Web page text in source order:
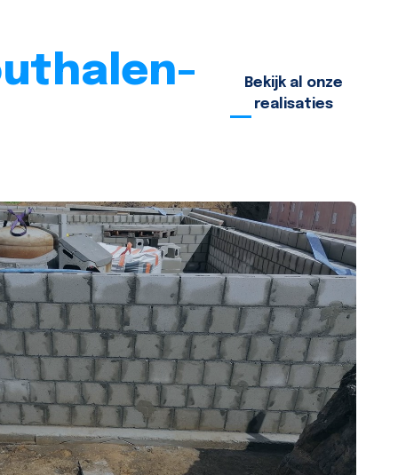
Bekijk al onze
realisaties